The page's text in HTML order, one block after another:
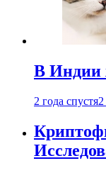
В Индии
2 года спустя